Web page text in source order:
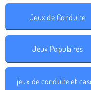
Jeux de Conduite
Jeux Populaires